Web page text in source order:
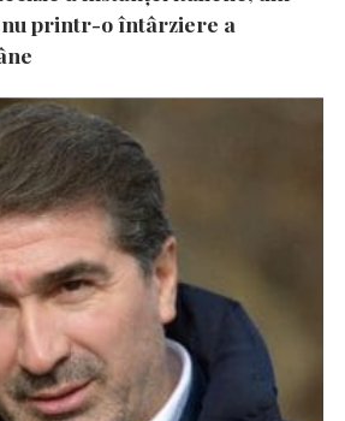
printr-o întârziere a